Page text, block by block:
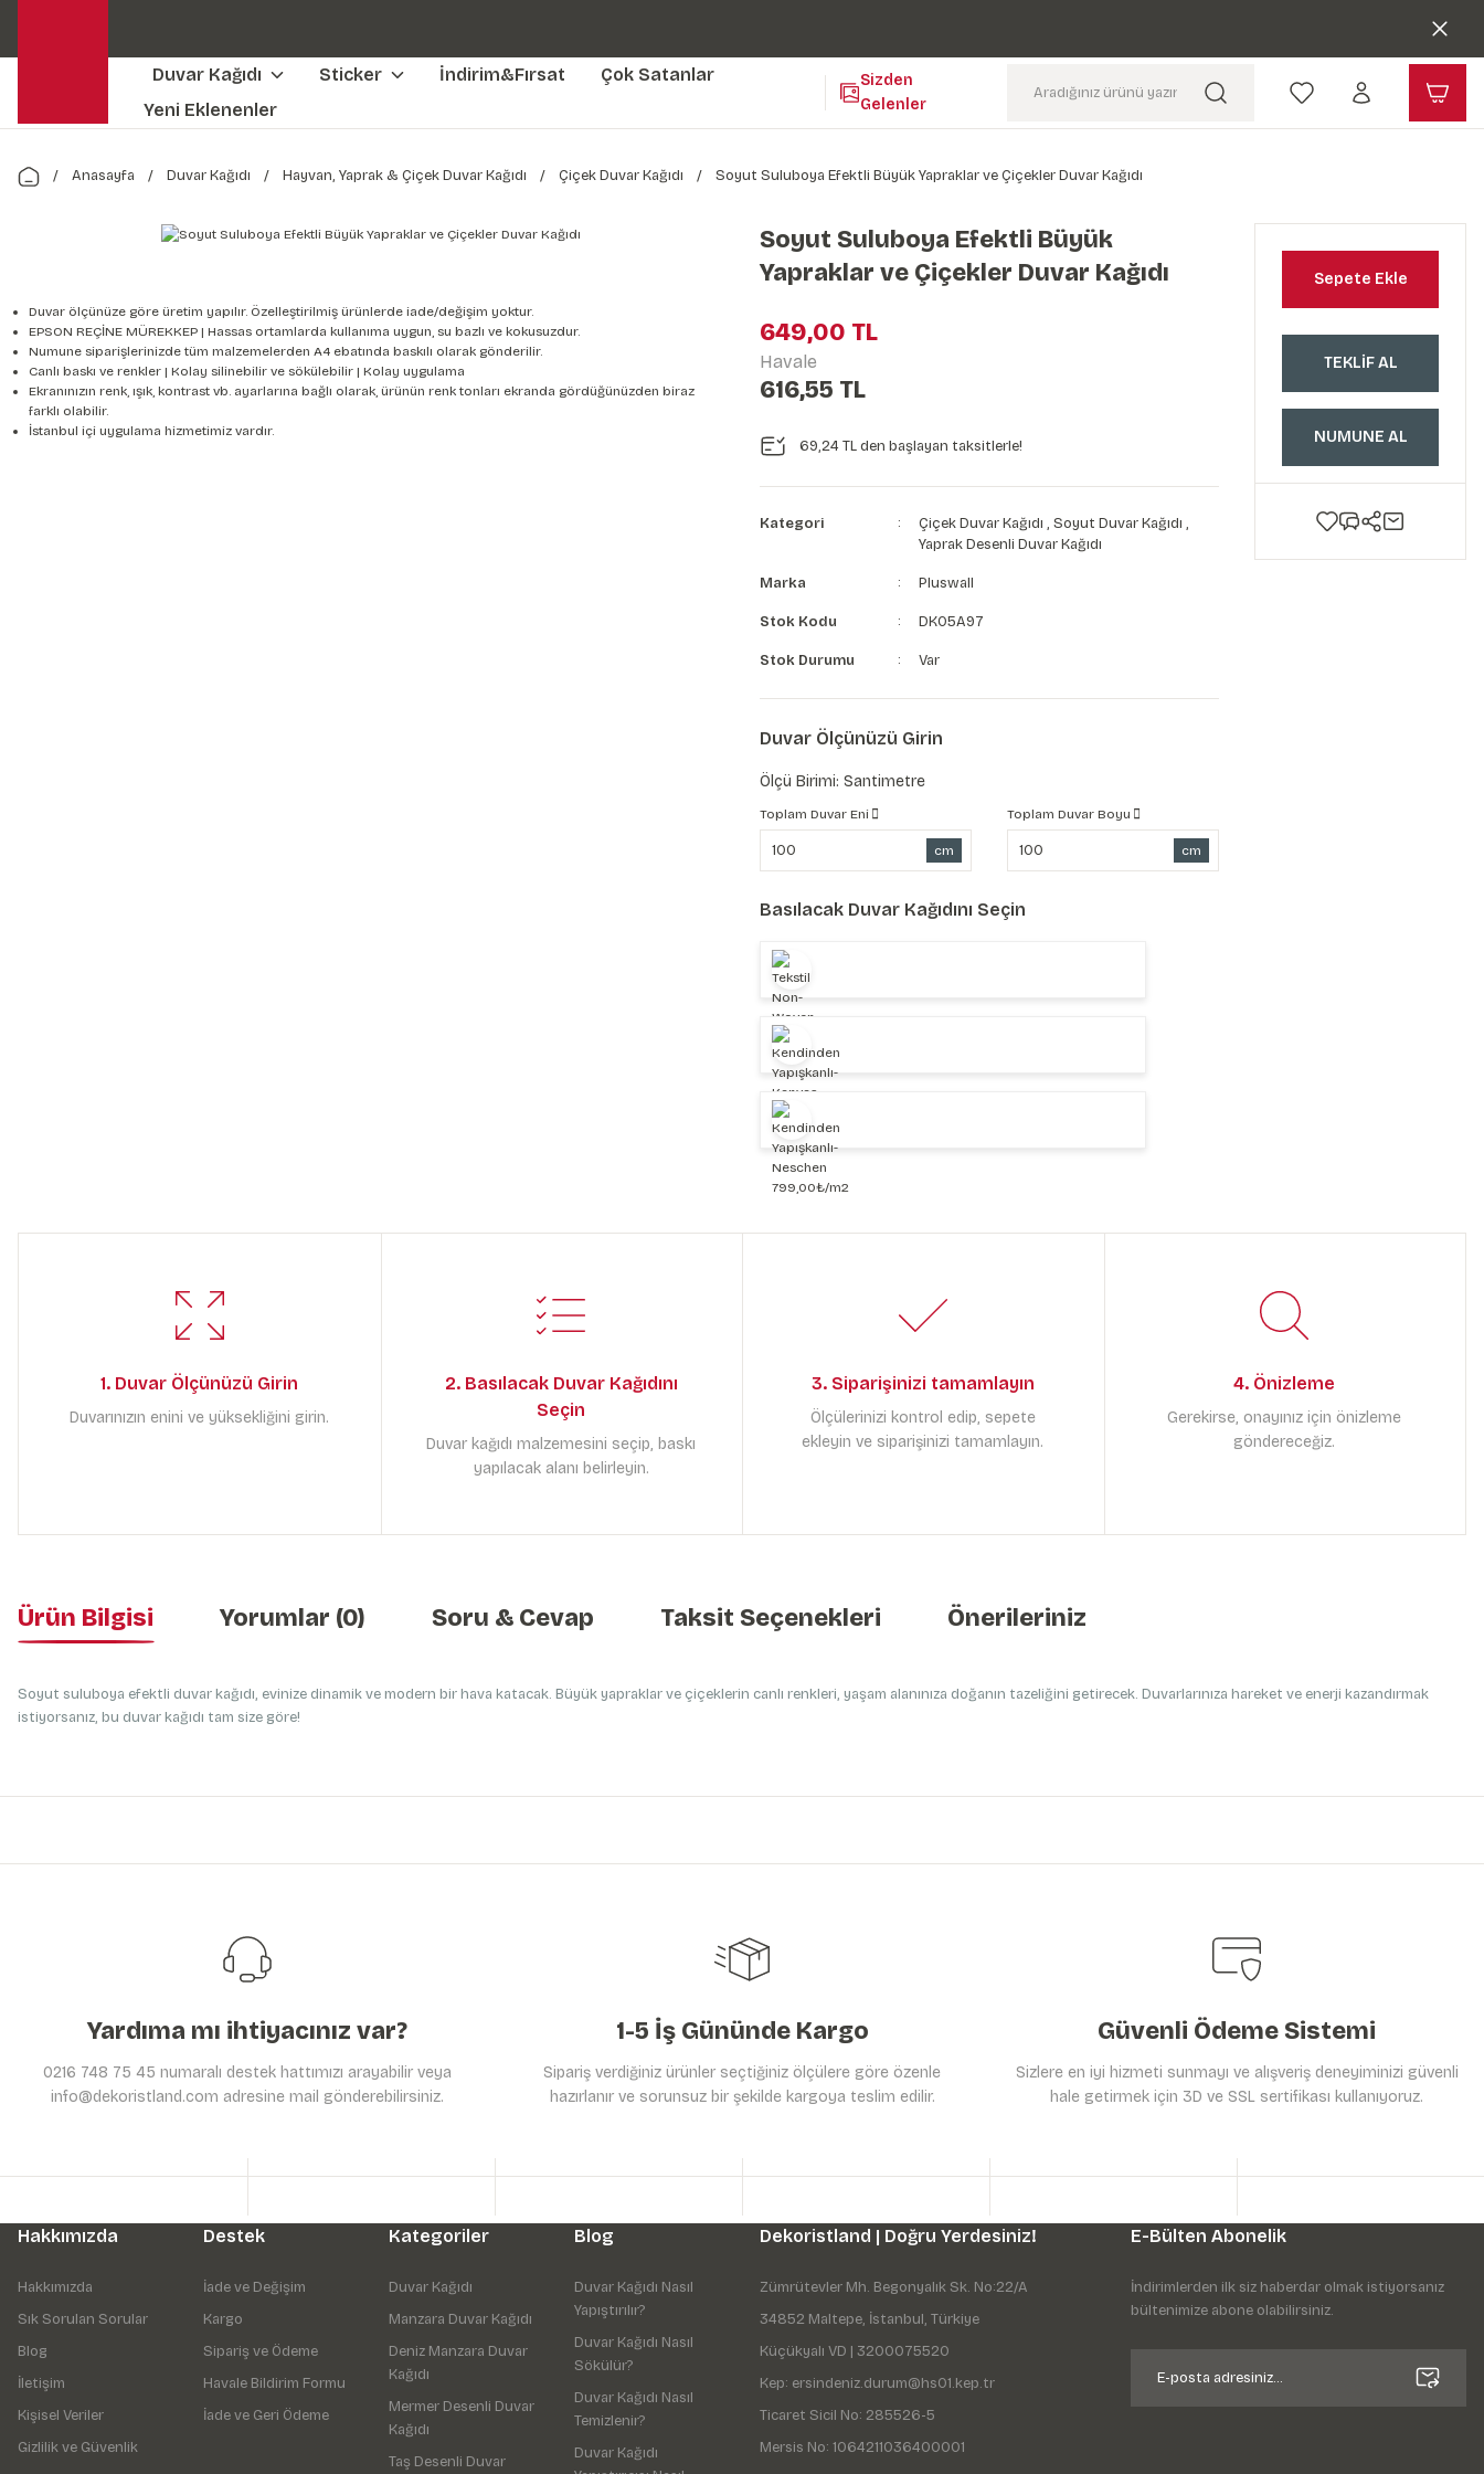
Kendinden Yapışkanlı Kolay Uygulanan Duvar Kağıtları😇
Duvar Kağıdı Sticker İndirim&Fırsat
Çok Satanlar
Yeni Eklenenler
Sizden
Gelenler
Anasayfa Duvar Kağıdı Hayvan, Yaprak & Çiçek Duvar Kağıdı Çiçek Duvar Kağıdı Soyut Suluboya Efektli Büyük Yapraklar ve Çiçekler Duvar Kağıdı
Duvar ölçünüze göre üretim yapılır. Özelleştirilmiş ürünlerde iade/değişim yoktur.
EPSON REÇİNE MÜREKKEP | Hassas ortamlarda kullanıma uygun, su bazlı ve kokusuzdur.
Numune siparişlerinizde tüm malzemelerden A4 ebatında baskılı olarak gönderilir.
Canlı baskı ve renkler | Kolay silinebilir ve sökülebilir | Kolay uygulama
Ekranınızın renk, ışık, kontrast vb. ayarlarına bağlı olarak, ürünün renk tonları ekranda gördüğünüzden biraz
farklı olabilir.
İstanbul içi uygulama hizmetimiz vardır.
Soyut Suluboya Efektli Büyük
Yapraklar ve Çiçekler Duvar Kağıdı
649,00 TL
Havale
616,55 TL
69,24 TL den başlayan taksitlerle!
Kategori Çiçek Duvar Kağıdı , Soyut Duvar Kağıdı ,
Yaprak Desenli Duvar Kağıdı
Marka Pluswall
Stok Kodu DK05A97
Stok Durumu Var
Duvar Ölçünüzü Girin
Ölçü Birimi: Santimetre
Toplam Duvar Eni
cm
Toplam Duvar Boyu
cm
Basılacak Duvar Kağıdını Seçin
Sepete Ekle
TEKLİF AL
NUMUNE AL
1. Duvar Ölçünüzü Girin
Duvarınızın enini ve yüksekliğini girin.
2. Basılacak Duvar Kağıdını
Seçin
Duvar kağıdı malzemesini seçip, baskı
yapılacak alanı belirleyin.
3. Siparişinizi tamamlayın
Ölçülerinizi kontrol edip, sepete
ekleyin ve siparişinizi tamamlayın.
4. Önizleme
Gerekirse, onayınız için önizleme
göndereceğiz.
Ürün Bilgisi Yorumlar (0) Soru & Cevap Taksit Seçenekleri Önerileriniz
Soyut suluboya efektli duvar kağıdı, evinize dinamik ve modern bir hava katacak. Büyük yapraklar ve çiçeklerin canlı renkleri, yaşam alanınıza doğanın tazeliğini getirecek. Duvarlarınıza hareket ve enerji kazandırmak
istiyorsanız, bu duvar kağıdı tam size göre!
Bu ürüne benzer farklı alternatifler olmalı.
Gönder
Yardıma mı ihtiyacınız var?
0216 748 75 45 numaralı destek hattımızı arayabilir veya
info@dekoristland.com adresine mail gönderebilirsiniz.
1-5 İş Gününde Kargo
Sipariş verdiğiniz ürünler seçtiğiniz ölçülere göre özenle
hazırlanır ve sorunsuz bir şekilde kargoya teslim edilir.
Güvenli Ödeme Sistemi
Sizlere en iyi hizmeti sunmayı ve alışveriş deneyiminizi güvenli
hale getirmek için 3D ve SSL sertifikası kullanıyoruz.
Hakkımızda
Hakkımızda
Sık Sorulan Sorular
Blog
İletişim
Kişisel Veriler
Gizlilik ve Güvenlik
Destek
İade ve Değişim
Kargo
Sipariş ve Ödeme
Havale Bildirim Formu
İade ve Geri Ödeme
Kategoriler
Duvar Kağıdı
Manzara Duvar Kağıdı
Deniz Manzara Duvar
Kağıdı
Mermer Desenli Duvar
Kağıdı
Taş Desenli Duvar
Blog
Duvar Kağıdı Nasıl
Yapıştırılır?
Duvar Kağıdı Nasıl
Sökülür?
Duvar Kağıdı Nasıl
Temizlenir?
Duvar Kağıdı
Dekoristland | Doğru Yerdesiniz!
Zümrütevler Mh. Begonyalık Sk. No:22/A
34852 Maltepe, İstanbul, Türkiye
Küçükyalı VD | 3200075520
Kep: ersindeniz.durum@hs01.kep.tr
Ticaret Sicil No: 285526-5
Mersis No: 1064211036400001
E-Bülten Abonelik
İndirimlerden ilk siz haberdar olmak istiyorsanız
bültenimize abone olabilirsiniz.